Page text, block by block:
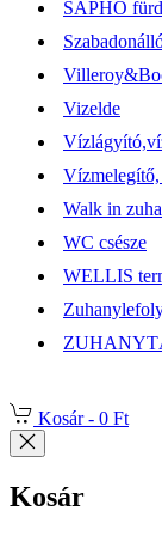
SAPHO
Vizelde
Walk in
WC csésze
WELLIS
Kosár - 0 Ft
Kosár